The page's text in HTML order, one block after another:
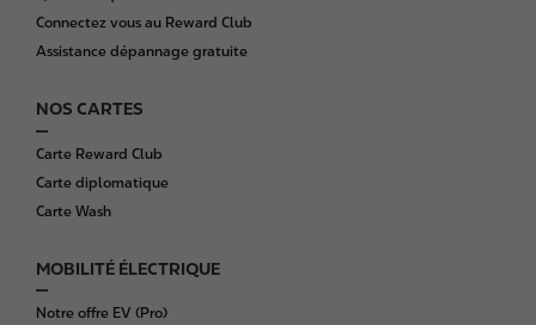
Connectez vous au Reward Club
Assistance dépannage gratuite
NOS CARTES
Carte Reward Club
Carte diplomatique
Carte Wash
MOBILITÉ ÉLECTRIQUE
Notre offre EV (Pro)